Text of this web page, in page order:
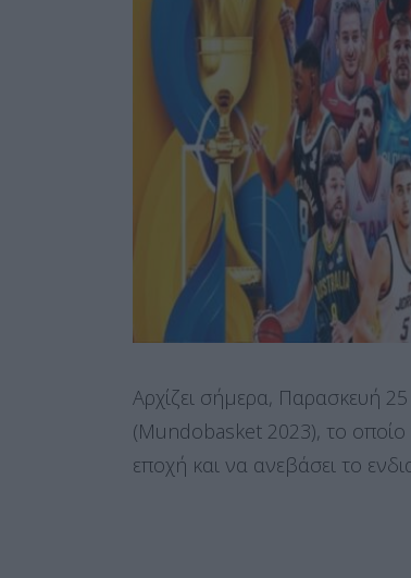
Αρχίζει σήμερα, Παρασκευή
(Mundobasket 2023), το οποίο
εποχή και να ανεβάσει το